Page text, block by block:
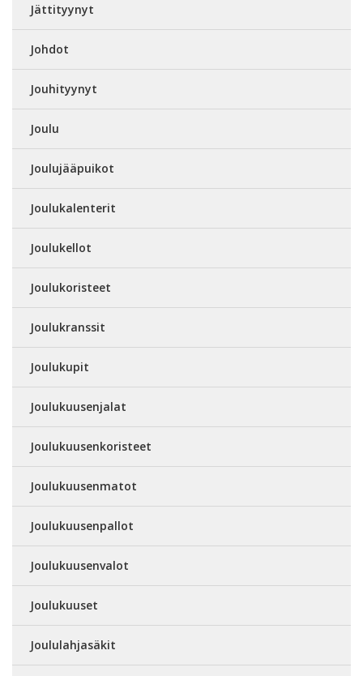
Jättityynyt
Johdot
Jouhityynyt
Joulu
Joulujääpuikot
Joulukalenterit
Joulukellot
Joulukoristeet
Joulukranssit
Joulukupit
Joulukuusenjalat
Joulukuusenkoristeet
Joulukuusenmatot
Joulukuusenpallot
Joulukuusenvalot
Joulukuuset
Joululahjasäkit